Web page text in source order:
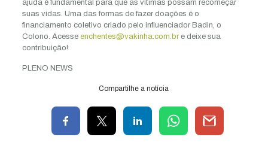
ajuda é fundamental para que as vítimas possam recomeçar
suas vidas. Uma das formas de fazer doações é o
financiamento coletivo criado pelo influenciador Badin, o
Colono. Acesse enchentes@vakinha.com.bre deixe sua
contribuição!
PLENO NEWS
Compartilhe a notícia